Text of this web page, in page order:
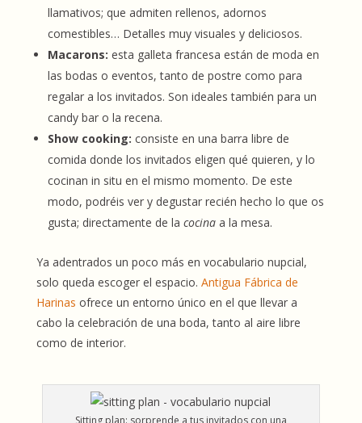
llamativos; que admiten rellenos, adornos
comestibles… Detalles muy visuales y deliciosos.
Macarons: esta galleta francesa están de moda en
las bodas o eventos, tanto de postre como para
regalar a los invitados. Son ideales también para un
candy bar o la recena.
Show cooking: consiste en una barra libre de
comida donde los invitados eligen qué quieren, y lo
cocinan in situ en el mismo momento. De este
modo, podréis ver y degustar recién hecho lo que os
gusta; directamente de la cocinaa la mesa.
Ya adentrados un poco más en vocabulario nupcial,
solo queda escoger el espacio. Antigua Fábrica de
Harinas ofrece un entorno único en el que llevar a
cabo la celebración de una boda, tanto al aire libre
como de interior.
Sitting plan: sorprende a tus invitados con una